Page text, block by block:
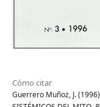
Cómo citar
Guerrero Muñoz, J.